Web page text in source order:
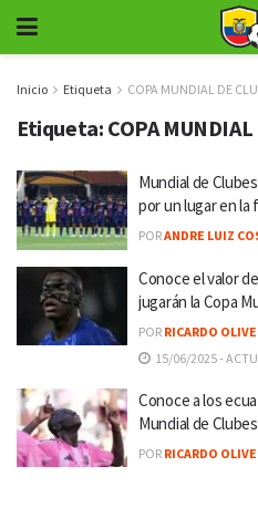
Inicio Etiqueta COPA MUNDIAL DE
Etiqueta: COPA MUNDIAL
Mundial de
por un lugar en la
PORANDRE LUIZ
Conoce el valor
jugarán la Copa
POR RICARDO
15/06/2025 -
Conoce a los
Mundial de
POR RICARDO